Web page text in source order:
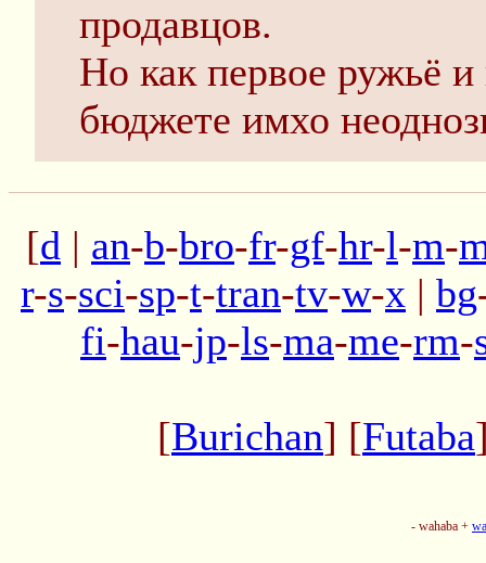
продавцов.
Но как первое ружьё
бюджете имхо
[d | an-b-bro-fr-gf-hr-l-m-
r-s-sci-sp-t-tran-tv-w-x | bg
fi-hau-jp-ls-ma-me-rm-
[Burichan] [Futaba
- wahaba +